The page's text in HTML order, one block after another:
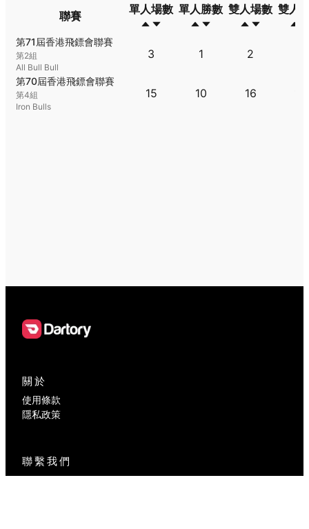
聯賽 單人場數 單人勝數 雙人場數 雙人
聯賽
第71屆香港飛鏢會聯賽
第2組
All Bull Bull
3 1 2
第70屆香港飛鏢會聯賽
第4組
Iron Bulls
15 10 16
關於
使用條款
隱私政策
聯繫我們
contact@dartory.com